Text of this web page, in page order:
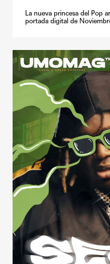
La nueva princesa del Pop
portada digital de